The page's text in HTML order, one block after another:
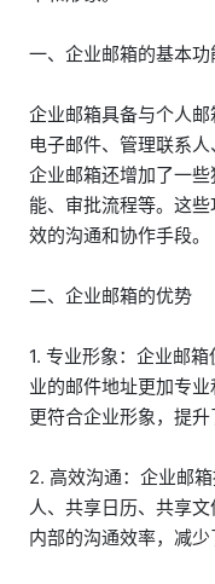
一、企业邮箱的基本功
企业邮箱具备与个人
电子邮件、管理联系人
企业邮箱还增加了一
能、审批流程等。这
效的沟通和协作手段。
二、企业邮箱的优势
1. 专业形象：企业邮
业的邮件地址更加专
更符合企业形象，提升
2. 高效沟通：企业邮
人、共享日历、共享
内部的沟通效率，减少